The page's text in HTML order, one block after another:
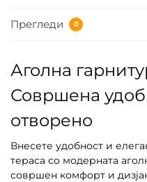
Прегледи 0
Аголна
Совршена
отворено
Внесете удобност и
тераса со модерната
совршен комфорт и